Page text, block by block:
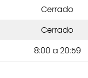
Cerrado
Cerrado
8:00 a 20:59